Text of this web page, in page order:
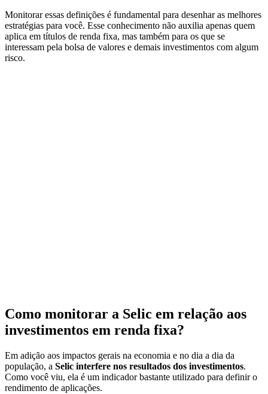
Monitorar essas definições é fundamental para desenhar as melhores
estratégias para você. Esse conhecimento não auxilia apenas quem
aplica em títulos de renda fixa, mas também para os que se
interessam pela bolsa de valores e demais investimentos com algum
risco.
Como monitorar a Selic em relação aos
investimentos em renda fixa?
Em adição aos impactos gerais na economia e no dia a dia da
população, a Selic interfere nos resultados dos investimentos.
Como você viu, ela é um indicador bastante utilizado para definir o
rendimento de aplicações.